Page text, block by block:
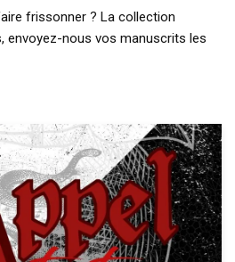
frissonner ? La collection
envoyez-nous vos manuscrits les